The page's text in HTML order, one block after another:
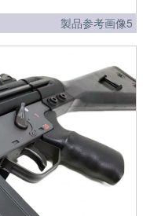
製品参考画像5